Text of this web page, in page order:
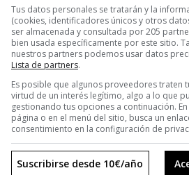
es el estoicismo
un mapa general de lo que es el
nuestra mejor versión. La ruta
o «carencia de emociones», pero
el miedo, la ansiedad o la pena, a
permanente del ánimo.
Tus datos personales se tratarán y la
(cookies, identificadores únicos y otros
ser almacenada y consultada por 205
bien usada específicamente por este sitio.
nuestros partners podemos usar datos
Lista de partners.
Es posible que algunos proveedores traten
virtud de un interés legítimo, algo a lo que
gestionando tus opciones a continuación.
página o en el menú del sitio, busca un
consentimiento en la configuración de
Suscribirse desde 10€/año